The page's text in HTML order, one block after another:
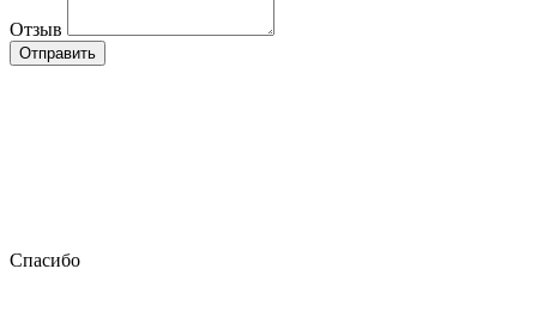
Отзыв
Отправить
Спасибо